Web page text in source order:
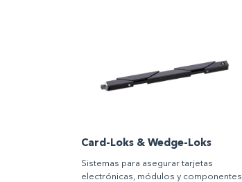
Card-Loks & Wedge-Loks
Sistemas para asegurar tarjetas
electrónicas, módulos y componentes